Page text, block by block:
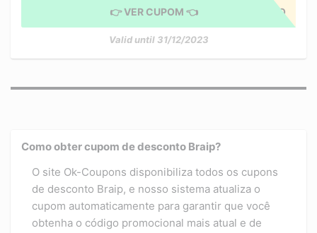
CUPOM APLICADO
👉 VER CUPOM 👈
Valid until 31/12/2023
Como obter cupom de desconto Braip?
O site Ok-Coupons disponibiliza todos os cupons
de desconto Braip, e nosso sistema atualiza o
cupom automaticamente para garantir que você
obtenha o código promocional mais atual e de